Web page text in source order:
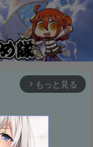
arrow_forward_ios もっと見る